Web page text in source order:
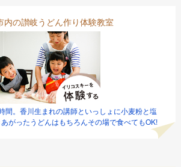
内の讃岐うどん作り体験教室
間。香川生まれの講師といっしょに小麦粉と塩
がったうどんはもちろんその場で食べてもOK!